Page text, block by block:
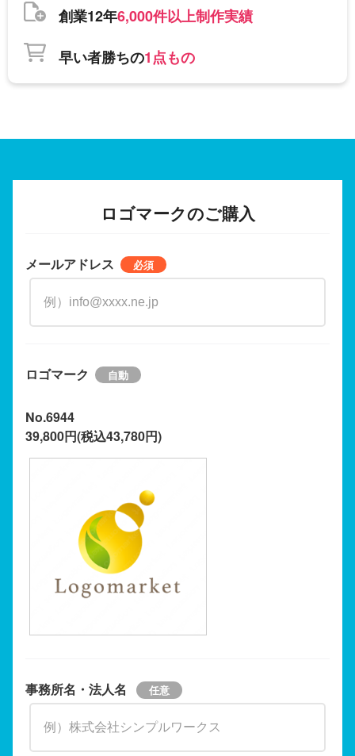
創業12年6,000件以上制作実績
早い者勝ちの1点もの
ロゴマークのご購入
メールアドレス
ロゴマーク
No.6944
39,800円(税込43,780円)
事務所名・法人名